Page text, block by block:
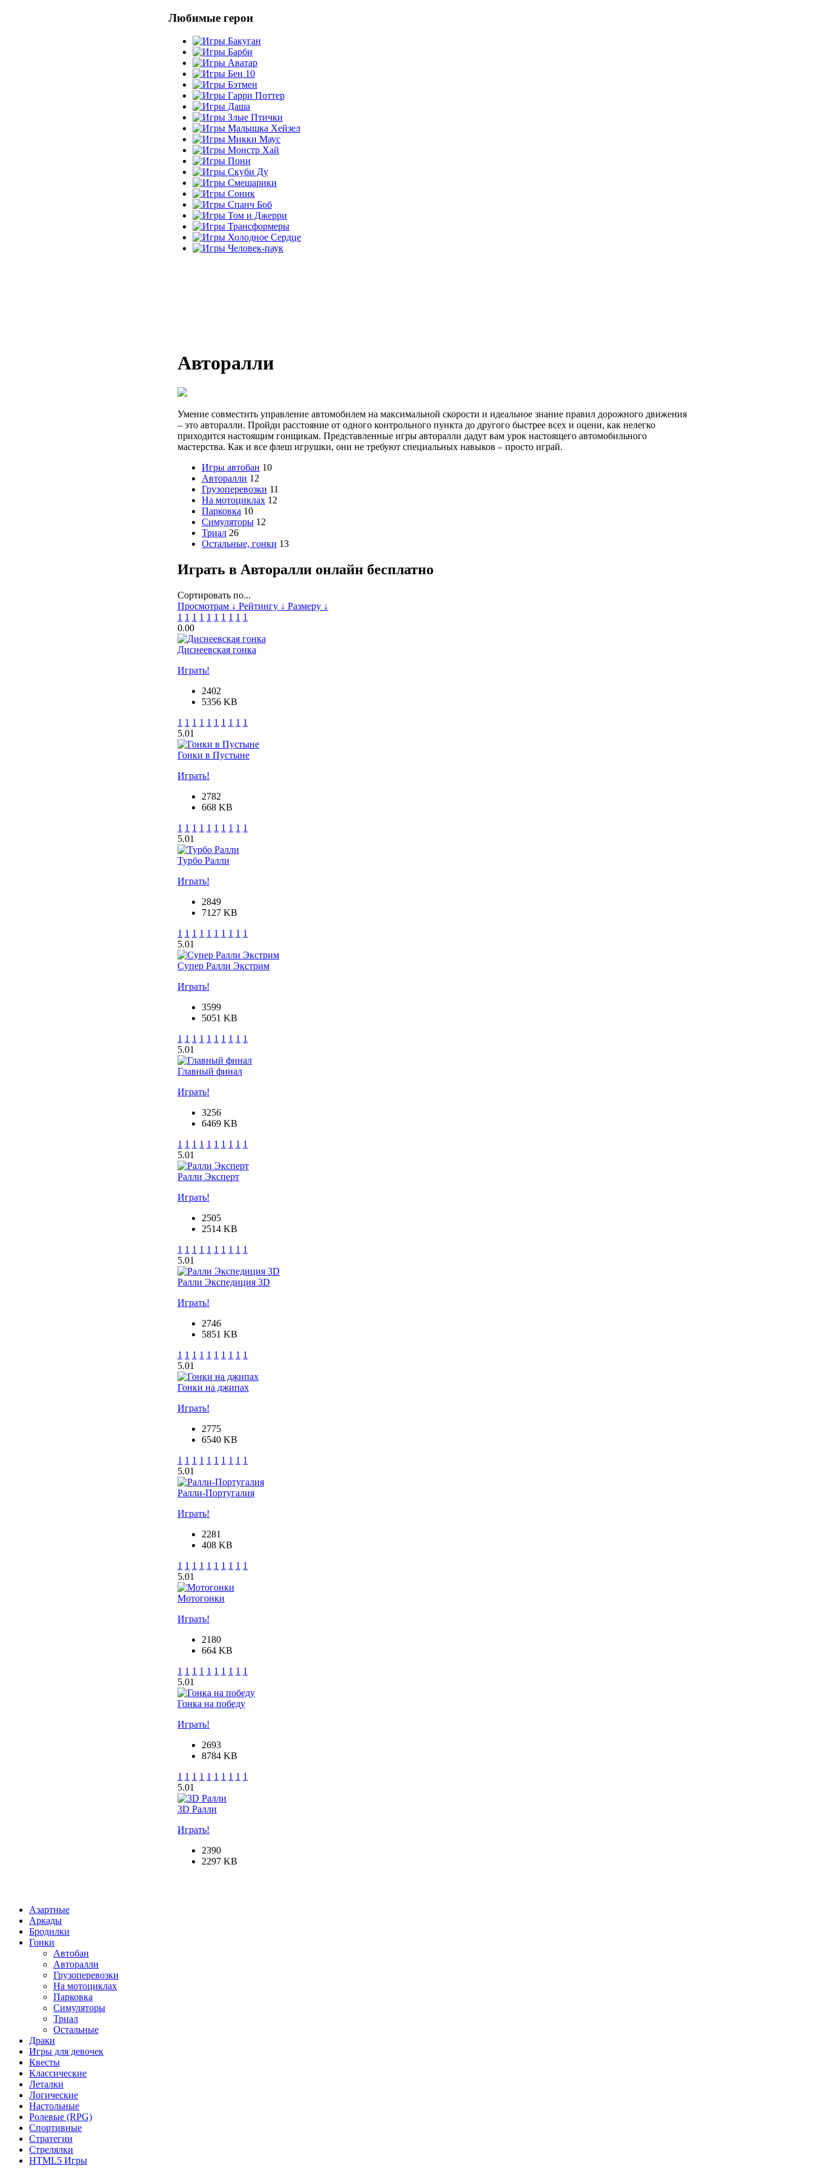
Любимые герои
Авторалли
Умение совместить управление автомобилем на максимальной скорости и идеальное знание правил дорожного движения
– это авторалли. Пройди расстояние от одного контрольного пункта до другого быстрее всех и оцени, как нелегко
приходится настоящим гонщикам. Представленные игры авторалли дадут вам урок настоящего автомобильного
мастерства. Как и все флеш игрушки, они не требуют специальных навыков – просто играй.
Игры автобан 10
Авторалли 12
Грузоперевозки 11
На мотоциклах 12
Парковка 10
Симуляторы 12
Триал 26
Остальные, гонки 13
Играть в Авторалли онлайн бесплатно
Сортировать по...
Просмотрам ↓ Рейтингу ↓ Размеру ↓
1 1 1 1 1 1 1 1 1 1
0.00
Диснеевская гонка
Играть!
2402
5356 KB
1 1 1 1 1 1 1 1 1 1
5.01
Гонки в Пустыне
Играть!
2782
668 KB
1 1 1 1 1 1 1 1 1 1
5.01
Турбо Ралли
Играть!
2849
7127 KB
1 1 1 1 1 1 1 1 1 1
5.01
Супер Ралли Экстрим
Играть!
3599
5051 KB
1 1 1 1 1 1 1 1 1 1
5.01
Главный финал
Играть!
3256
6469 KB
1 1 1 1 1 1 1 1 1 1
5.01
Ралли Эксперт
Играть!
2505
2514 KB
1 1 1 1 1 1 1 1 1 1
5.01
Ралли Экспедиция 3D
Играть!
2746
5851 KB
1 1 1 1 1 1 1 1 1 1
5.01
Гонки на джипах
Играть!
2775
6540 KB
1 1 1 1 1 1 1 1 1 1
5.01
Ралли-Португалия
Играть!
2281
408 KB
1 1 1 1 1 1 1 1 1 1
5.01
Мотогонки
Играть!
2180
664 KB
1 1 1 1 1 1 1 1 1 1
5.01
Гонка на победу
Играть!
2693
8784 KB
1 1 1 1 1 1 1 1 1 1
5.01
3D Ралли
Играть!
2390
2297 KB
Азартные
Аркады
Бродилки
Гонки
Автобан
Авторалли
Грузоперевозки
На мотоциклах
Парковка
Симуляторы
Триал
Остальные
Драки
Игры для девочек
Квесты
Классические
Леталки
Логические
Настольные
Ролевые (RPG)
Спортивные
Стратегии
Стрелялки
HTML5 Игры